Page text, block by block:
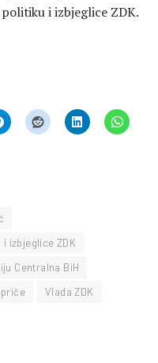
i izbjeglice ZDK.
izbjeglice ZDK
Centralna BiH
Vlada ZDK